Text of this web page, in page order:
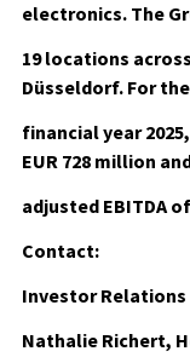
electronics. The
19 locations
Düsseldorf. For the
financial year
EUR 728 million
adjusted EBITDA
Contact:
Investor Relations
Nathalie Richert,